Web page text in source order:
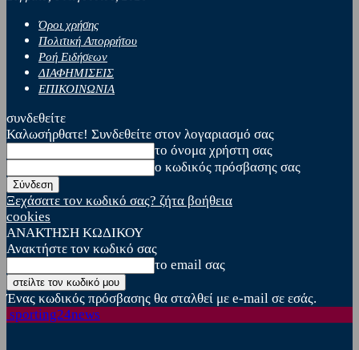
Όροι χρήσης
Πολιτική Απορρήτου
Ροή Ειδήσεων
ΔΙΑΦΗΜΙΣΕΙΣ
ΕΠΙΚΟΙΝΩΝΙΑ
συνδεθείτε
Καλωσήρθατε! Συνδεθείτε στον λογαριασμό σας
το όνομα χρήστη σας
ο κωδικός πρόσβασης σας
Ξεχάσατε τον κωδικό σας? ζήτα βοήθεια
cookies
ΑΝΑΚΤΗΣΗ ΚΩΔΙΚΟΥ
Ανακτήστε τον κωδικό σας
το email σας
Ένας κωδικός πρόσβασης θα σταλθεί με e-mail σε εσάς.
sporting24news